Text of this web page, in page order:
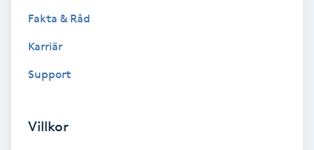
Sklerosering
Skoinlägg
Skäggfärgning
Fakta & Råd
Karriär
Support
Villkor